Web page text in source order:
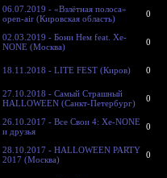
06.07.2019 - «Взлётная полоса»
open-air (Кировская область)
0
02.03.2019 - Бони Нем feat. Xe-
NONE (Москва)
0
18.11.2018 - LITE FEST (Киров) 0
27.10.2018 - Самый Страшный
HALLOWEEN (Санкт-Петербург)
0
26.10.2017 - Все Свои 4: Xe-NONE
и друзья
0
28.10.2017 - HALLOWEEN PARTY
2017 (Москва)
0